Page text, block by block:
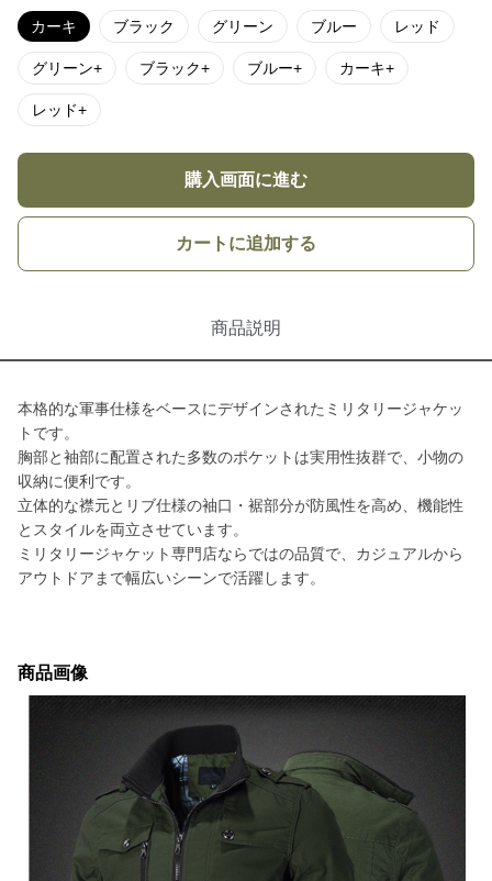
カーキ ブラック グリーン ブルー レッド
グリーン+ ブラック+ ブルー+ カーキ+
レッド+
購入画面に進む
カートに追加する
商品説明
本格的な軍事仕様をベースにデザインされたミリタリージャケッ
トです。
胸部と袖部に配置された多数のポケットは実用性抜群で、小物の
収納に便利です。
立体的な襟元とリブ仕様の袖口・裾部分が防風性を高め、機能性
とスタイルを両立させています。
ミリタリージャケット専門店ならではの品質で、カジュアルから
アウトドアまで幅広いシーンで活躍します。
商品画像